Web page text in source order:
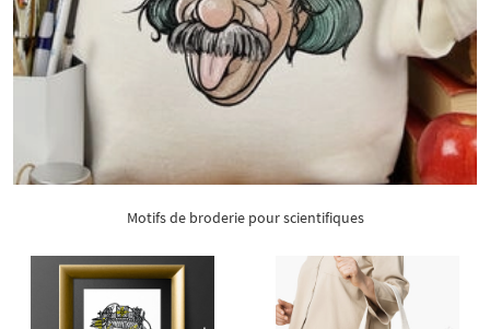
Motifs de broderie pour scientifiques